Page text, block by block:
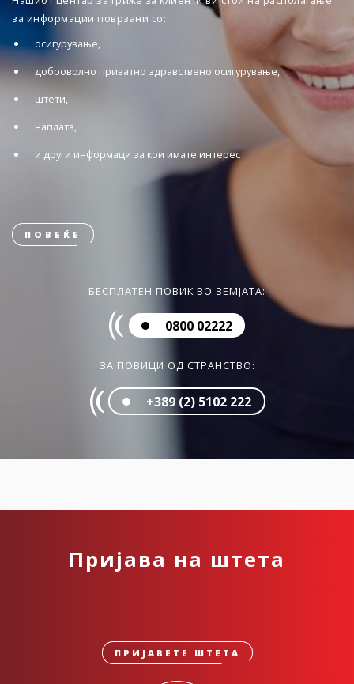
за информации поврзани со:
осигурување,
доброволно приватно здравствено осигурување,
штети,
наплата,
и други информаци за кои имате интерес
ПОВЕЌЕ
БЕСПЛАТЕН ПОВИК ВО ЗЕМЈАТА:
0800 02222
ЗА ПОВИЦИ ОД СТРАНСТВО:
+389 (2) 5102 222
Пријава на штета
ПРИЈАВЕТЕ ШТЕТА